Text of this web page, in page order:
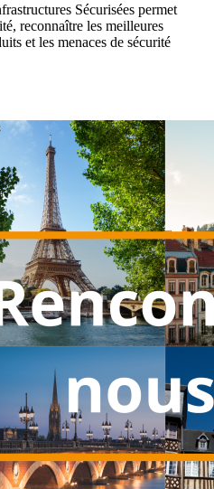
Sécurisées permet
reconnaître les meilleures
et les menaces de sécurité